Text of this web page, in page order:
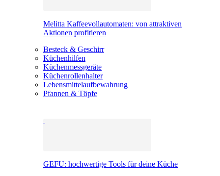
Melitta Kaffeevollautomaten: von attraktiven
Aktionen profitieren
Besteck & Geschirr
Küchenhilfen
Küchenmessgeräte
Küchenrollenhalter
Lebensmittelaufbewahrung
Pfannen & Töpfe
GEFU: hochwertige Tools für deine Küche